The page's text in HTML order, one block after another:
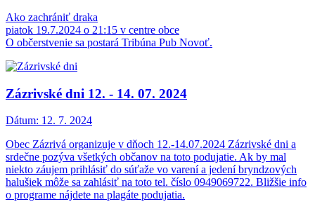
Ako zachrániť draka
piatok 19.7.2024 o 21:15 v centre obce
O občerstvenie sa postará Tribúna Pub Novoť.
Zázrivské dni 12. - 14. 07. 2024
Dátum: 12. 7. 2024
Obec Zázrivá organizuje v dňoch 12.-14.07.2024 Zázrivské dni a
srdečne pozýva všetkých občanov na toto podujatie. Ak by mal
niekto záujem prihlásiť do súťaže vo varení a jedení bryndzových
halušiek môže sa zahlásiť na toto tel. číslo 0949069722. Bližšie info
o programe nájdete na plagáte podujatia.